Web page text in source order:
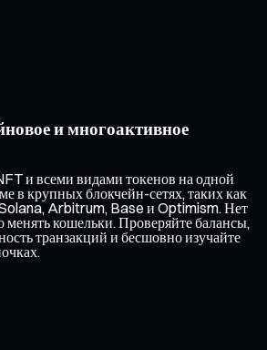
и многоактивное
и всеми видами токенов на одной
в крупных блокчейн-сетях, таких как
Arbitrum, Base и Optimism. Нет
менять кошельки. Проверяйте балансы,
транзакций и бесшовно изучайте